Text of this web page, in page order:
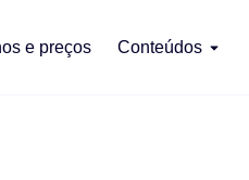
e preços Conteúdos